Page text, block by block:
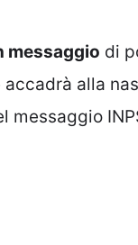
messaggio di
alla
messaggio